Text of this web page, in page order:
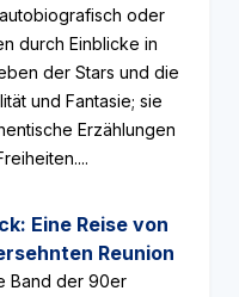
oder
durch Einblicke in
der Stars und die
und Fantasie; sie
Erzählungen
Eine Reise von
Reunion
Band der 90er